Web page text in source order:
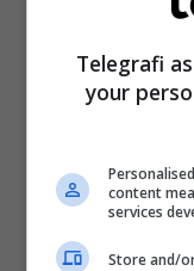
Telegrafi
your
content
services
Store and/